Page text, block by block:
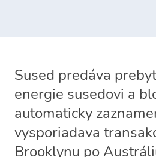
Sused predáva
energie susedovi a
automaticky
vysporiadava
Brooklynu po